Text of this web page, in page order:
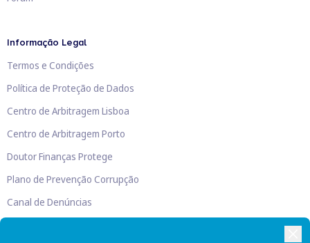
Informação Legal
Termos e Condições
Política de Proteção de Dados
Centro de Arbitragem Lisboa
Centro de Arbitragem Porto
Doutor Finanças Protege
Plano de Prevenção Corrupção
Canal de Denúncias